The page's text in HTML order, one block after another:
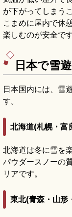
が下がってしまう
こまめに屋内で休
楽しむのが安全です
日本で雪
日本国内には、雪
す。
北海道(札幌・富
北海道は冬に雪を
パウダースノーの
リアです。
東北(青森・山形